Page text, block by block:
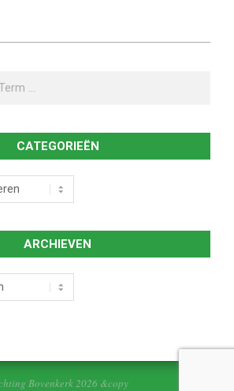
CATEGORIEËN
ARCHIEVEN
Bovenkerk 2026 &copy